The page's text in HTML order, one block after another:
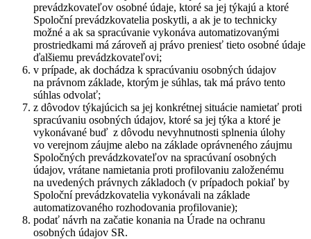
prevádzkovateľov osobné údaje, ktoré sa jej týkajú a ktoré
Spoloční prevádzkovatelia poskytli, a ak je to technicky
možné a ak sa spracúvanie vykonáva automatizovanými
prostriedkami má zároveň aj právo preniesť tieto osobné údaje
ďalšiemu prevádzkovateľovi;
v prípade, ak dochádza k spracúvaniu osobných údajov
na právnom základe, ktorým je súhlas, tak má právo tento
súhlas odvolať;
z dôvodov týkajúcich sa jej konkrétnej situácie namietať proti
spracúvaniu osobných údajov, ktoré sa jej týka a ktoré je
vykonávané buď z dôvodu nevyhnutnosti splnenia úlohy
vo verejnom záujme alebo na základe oprávneného záujmu
Spoločných prevádzkovateľov na spracúvaní osobných
údajov, vrátane namietania proti profilovaniu založenému
na uvedených právnych základoch (v prípadoch pokiaľ by
Spoloční prevádzkovatelia vykonávali na základe
automatizovaného rozhodovania profilovanie);
podať návrh na začatie konania na Úrade na ochranu
osobných údajov SR.